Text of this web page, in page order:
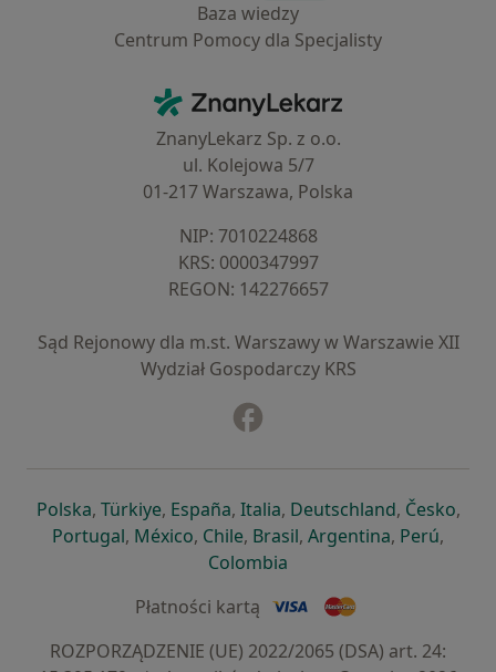
Baza wiedzy
Centrum Pomocy dla Specjalisty
ZnanyLekarz - Strona główna
ZnanyLekarz Sp. z o.o.
ul. Kolejowa 5/7
01-217 Warszawa, Polska
NIP: ⁠7010224868
KRS: ⁠0000347997
REGON: ⁠142276657
Sąd Rejonowy dla m.st. Warszawy w Warszawie XII
Wydział Gospodarczy KRS
Polskaotwiera się w nowej karcie
, Türkiyeotwiera się w nowej karcie
, Españaotwiera się w nowej karcie
, Italiaotwiera się w nowej
, Deutschlandotwiera się
, Česko,
Portugalotwiera się w nowej karcie
, Méxicootwiera się w nowej karcie
, Chileotwiera się w nowej karcie
, Brasilotwiera się w nowej
, Argentinaotwiera się
, Perú,
Colombia
Płatności kartą
ROZPORZĄDZENIE (UE) 2022/2065 (DSA) art. 24: